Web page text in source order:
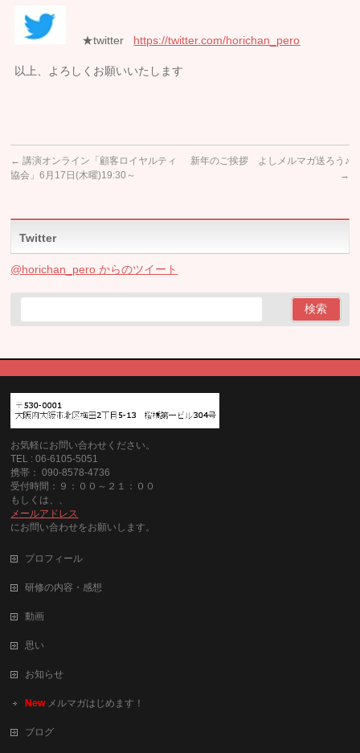
★twitter https://twitter.com/horichan_pero
以上、よろしくお願いいたします
← 講演オンライン「顧客ロイヤルティ
協会」6月17日(木曜)19:30～
新年のご挨拶 よしメルマガ送ろう♪
→
Twitter
@horichan_pero からのツイート
お気軽にお問い合わせください。
TEL : 06-6105-5051
携帯： 090-8578-4736
受付時間：９：００～２１：００
もしくは、、
メールアドレス
にお問い合わせをお願いします。
プロフィール
研修の内容・感想
動画
思い
お知らせ
Newメルマガはじめます！
ブログ